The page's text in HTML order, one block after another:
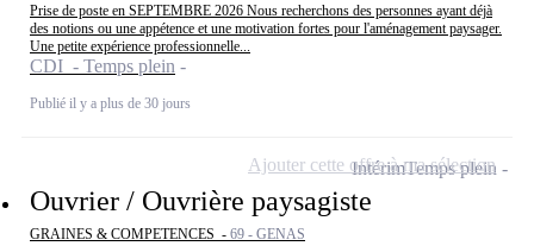
Prise de poste en SEPTEMBRE 2026 Nous recherchons des personnes ayant déjà
des notions ou une appétence et une motivation fortes pour l'aménagement paysager.
Une petite expérience professionnelle...
CDI - Temps plein
Publié il y a plus de 30 jours
Ouvrier / Ouvrière paysagiste
GRAINES & COMPETENCES - 69 - GENAS
IntérimTemps plein
Ajouter cette offre à ma sélection